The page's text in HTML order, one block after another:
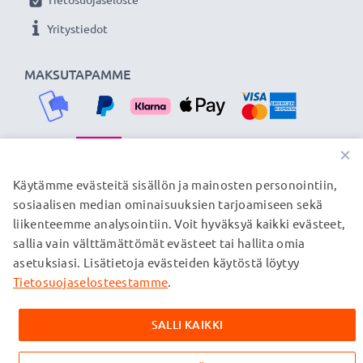
siksi tarjoamme 36 kuukauden takuun!
MAKSUTAPAMME
Yritystiedot
TOIMITUSKUMPPANIMME
© subtel.fi 2026
Kaikki hinnat sisältävät arvonlisäveron, mutta ei
toimituskuluja. Kaikki sivuillamme mainitut tavaramerkit ovat
verkkosivuillamme ainoastaan tuotteitamme koskevan
×
Käytämme evästeitä sisällön ja mainosten personointiin,
sosiaalisen median ominaisuuksien tarjoamiseen sekä
liikenteemme analysointiin. Voit hyväksyä kaikki evästeet,
sallia vain välttämättömät evästeet tai hallita omia
asetuksiasi. Lisätietoja evästeiden käytöstä löytyy
Tietosuojaselosteestamme.
SALLI KAIKKI